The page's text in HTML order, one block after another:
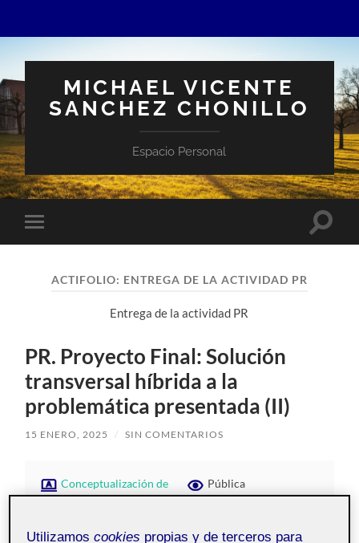
MICHAEL VICENTE
SANCHEZ CHONILLO
Espacio Personal
Alternar
el
móvil
ACTIFOLIO: ENTREGA DE LA ACTIVIDAD PR
Entrega de la actividad PR
PR. Proyecto Final: Solución
transversal híbrida a la
problemática presentada (II)
15 ENERO, 2025 / SIN COMENTARIOS
Conceptualización de
interactivos - Aula 1
Pública
Utilizamoscookies propias y de terceros para